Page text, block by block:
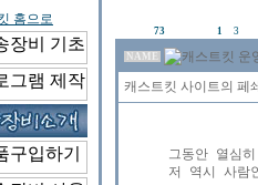
73 1 3
NAME
캐스트킷 사이트의 페
그동안 열심
저 역시 사람